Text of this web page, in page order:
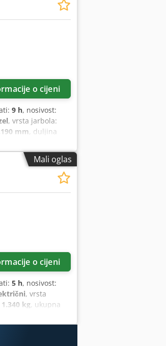
o cijeni
9 h, nosivost:
, vrsta jarbola:
mm, duljina
Mali oglas
o cijeni
5 h, nosivost:
, vrsta
1.340 kg, ukupna